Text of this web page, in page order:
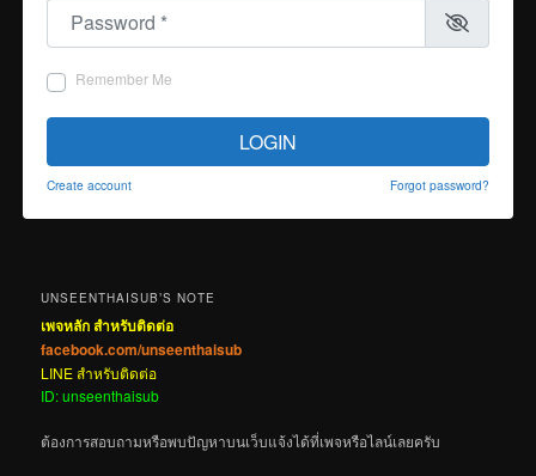
Password
Remember Me
LOGIN
Create account Forgot password?
UNSEENTHAISUB’S NOTE
เพจหลัก สำหรับติดต่อ
facebook.com/unseenthaisub
LINE สำหรับติดต่อ
ID: unseenthaisub
ต้องการสอบถามหรือพบปัญหาบนเว็บแจ้งได้ที่เพจหรือไลน์เลยครับ